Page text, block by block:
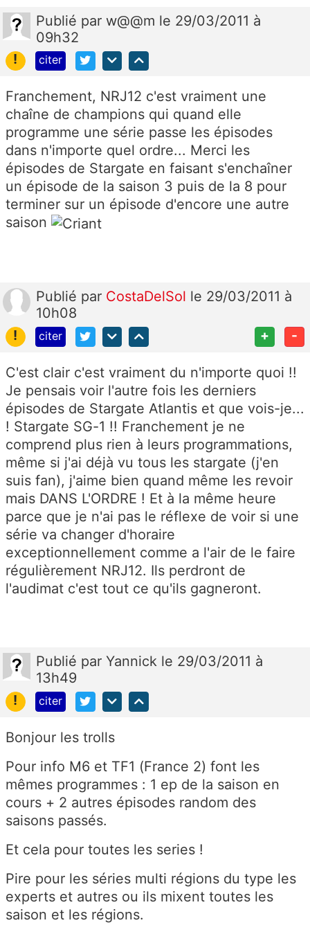
Publié par w@@m le 29/03/2011 à
09h32
!
citer
Franchement, NRJ12 c'est vraiment une
chaîne de champions qui quand elle
programme une série passe les épisodes
dans n'importe quel ordre... Merci les
épisodes de Stargate en faisant s'enchaîner
un épisode de la saison 3 puis de la 8 pour
terminer sur un épisode d'encore une autre
saison
Publié par CostaDelSol le 29/03/2011 à
10h08
!
citer + -
C'est clair c'est vraiment du n'importe quoi !!
Je pensais voir l'autre fois les derniers
épisodes de Stargate Atlantis et que vois-je...
! Stargate SG-1 !! Franchement je ne
comprend plus rien à leurs programmations,
même si j'ai déjà vu tous les stargate (j'en
suis fan), j'aime bien quand même les revoir
mais DANS L'ORDRE ! Et à la même heure
parce que je n'ai pas le réflexe de voir si une
série va changer d'horaire
exceptionnellement comme a l'air de le faire
régulièrement NRJ12. Ils perdront de
l'audimat c'est tout ce qu'ils gagneront.
Publié par Yannick le 29/03/2011 à
13h49
!
citer
Bonjour les trolls
Pour info M6 et TF1 (France 2) font les
mêmes programmes : 1 ep de la saison en
cours + 2 autres épisodes random des
saisons passés.
Et cela pour toutes les series !
Pire pour les séries multi régions du type les
experts et autres ou ils mixent toutes les
saison et les régions.